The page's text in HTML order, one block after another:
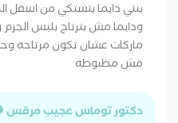
بنتي دايما بتشتكي من اسفل
ودايما مش بترتاح بلبس
ماركات عشان تكون مرتاحه
مش مظبوطه
دكتور توماس عجيب مرقس